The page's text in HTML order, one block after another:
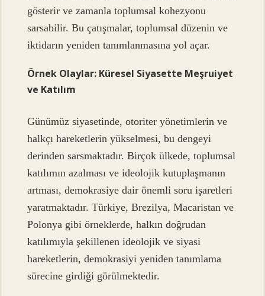
gösterir ve zamanla toplumsal kohezyonu
sarsabilir. Bu çatışmalar, toplumsal düzenin ve
iktidarın yeniden tanımlanmasına yol açar.
Örnek Olaylar: Küresel Siyasette Meşruiyet
ve Katılım
Günümüz siyasetinde, otoriter yönetimlerin ve
halkçı hareketlerin yükselmesi, bu dengeyi
derinden sarsmaktadır. Birçok ülkede, toplumsal
katılımın azalması ve ideolojik kutuplaşmanın
artması, demokrasiye dair önemli soru işaretleri
yaratmaktadır. Türkiye, Brezilya, Macaristan ve
Polonya gibi örneklerde, halkın doğrudan
katılımıyla şekillenen ideolojik ve siyasi
hareketlerin, demokrasiyi yeniden tanımlama
sürecine girdiği görülmektedir.